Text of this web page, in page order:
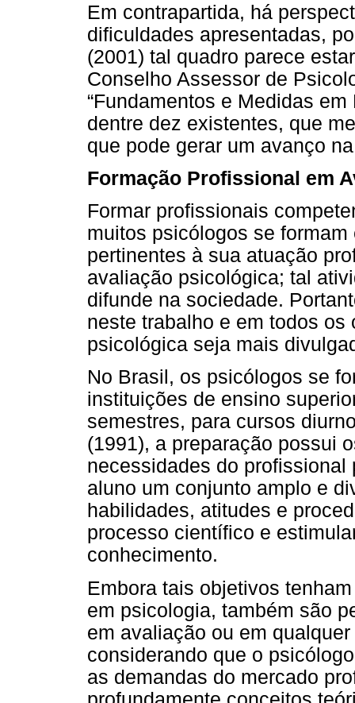
Em contrapartida, há
dificuldades apresentadas,
(2001) tal quadro parece
Conselho Assessor de
“Fundamentos e Medidas
dentre dez existentes, que
que pode gerar um avanço
Formação Profissional em
Formar profissionais
muitos psicólogos se
pertinentes à sua atuação
avaliação psicológica; tal
difunde na sociedade.
neste trabalho e em todos
psicológica seja mais
No Brasil, os psicólogos se
instituições de ensino
semestres, para cursos
(1991), a preparação possui
necessidades do profissional
aluno um conjunto amplo e
habilidades, atitudes e
processo científico e
conhecimento.
Embora tais objetivos
em psicologia, também são
em avaliação ou em
considerando que o
as demandas do mercado